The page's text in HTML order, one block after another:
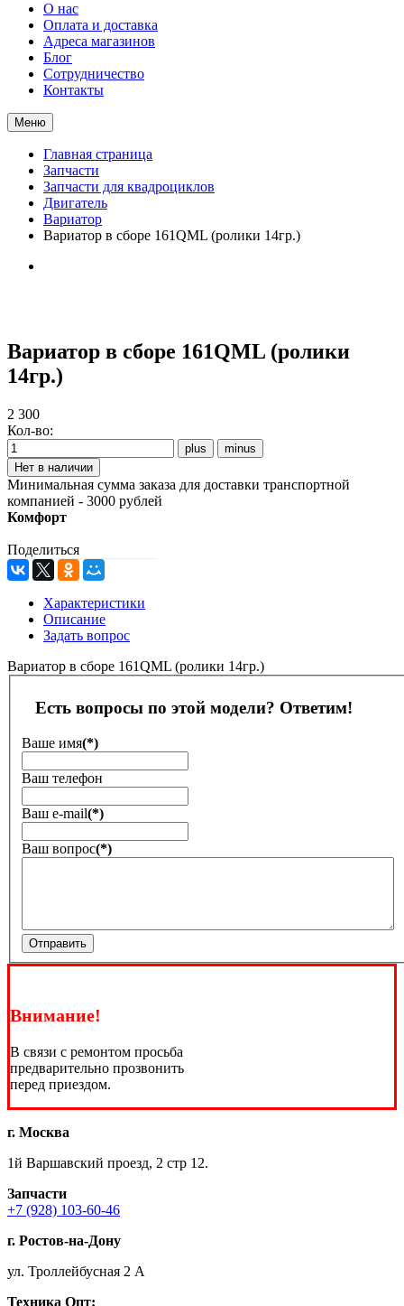
О нас
Оплата и доставка
Адреса магазинов
Блог
Сотрудничество
Контакты
Меню
Главная страница
Запчасти
Запчасти для квадроциклов
Двигатель
Вариатор
Вариатор в сборе 161QML (ролики 14гр.)
Вариатор в сборе 161QML (ролики
14гр.)
2 300
Кол-во:
Минимальная сумма заказа для доставки транспортной
компанией - 3000 рублей
Комфорт
Поделиться
Характеристики
Описание
Задать вопрос
Вариатор в сборе 161QML (ролики 14гр.)
Есть вопросы по этой модели? Ответим!
Ваше имя(*)
Ваш телефон
Ваш е-mail(*)
Ваш вопрос(*)
Отправить
Внимание!
В связи с ремонтом просьба
предварительно прозвонить
перед приездом.
г. Москва
1й Варшавский проезд, 2 стр 12.
Запчасти
+7 (928) 103-60-46
г. Ростов-на-Дону
ул. Троллейбусная 2 А
Техника Опт: